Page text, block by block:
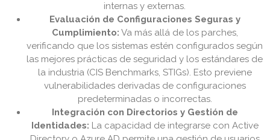
internas y externas.
Evaluación de Configuraciones Seguras y
Cumplimiento: Va más allá de los parches,
verificando que los sistemas estén configurados según
las mejores prácticas de seguridad y los estándares de
la industria (CIS Benchmarks, STIGs). Esto previene
vulnerabilidades derivadas de configuraciones
predeterminadas o incorrectas.
Integración con Directorios y Gestión de
Identidades: La capacidad de integrarse con Active